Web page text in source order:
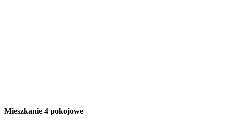
Mieszkanie 4 pokojowe